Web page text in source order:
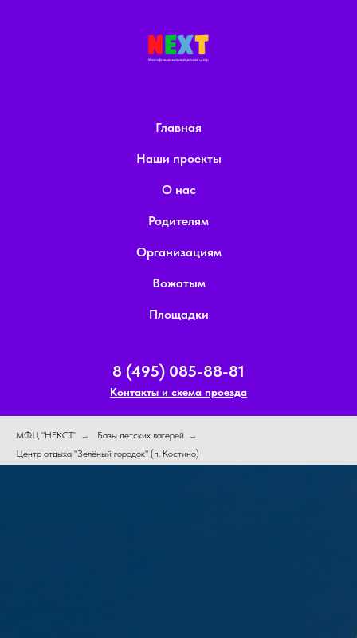
Главная
Наши проекты
О нас
Родителям
Организациям
Вожатым
Площадки
8 (495) 085-88-81
Контакты и схема проезда
МФЦ "НЕКСТ" → Базы детских лагерей →
Центр отдыха "Зелёный городок" (п. Костино)